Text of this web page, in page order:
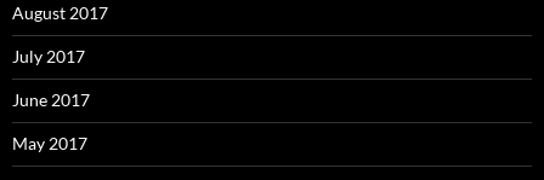
August 2017
July 2017
June 2017
May 2017